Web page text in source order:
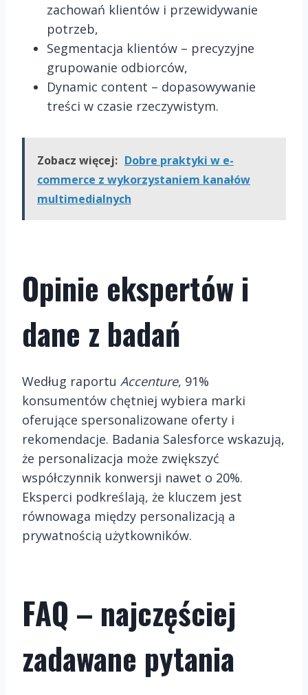
zachowań klientów i przewidywanie
potrzeb,
Segmentacja klientów – precyzyjne
grupowanie odbiorców,
Dynamic content – dopasowywanie
treści w czasie rzeczywistym.
Zobacz więcej: Dobre praktyki w e-
commerce z wykorzystaniem kanałów
multimedialnych
Opinie ekspertów i
dane z badań
Według raportu Accenture, 91%
konsumentów chętniej wybiera marki
oferujące spersonalizowane oferty i
rekomendacje. Badania Salesforce wskazują,
że personalizacja może zwiększyć
współczynnik konwersji nawet o 20%.
Eksperci podkreślają, że kluczem jest
równowaga między personalizacją a
prywatnością użytkowników.
FAQ – najczęściej
zadawane pytania